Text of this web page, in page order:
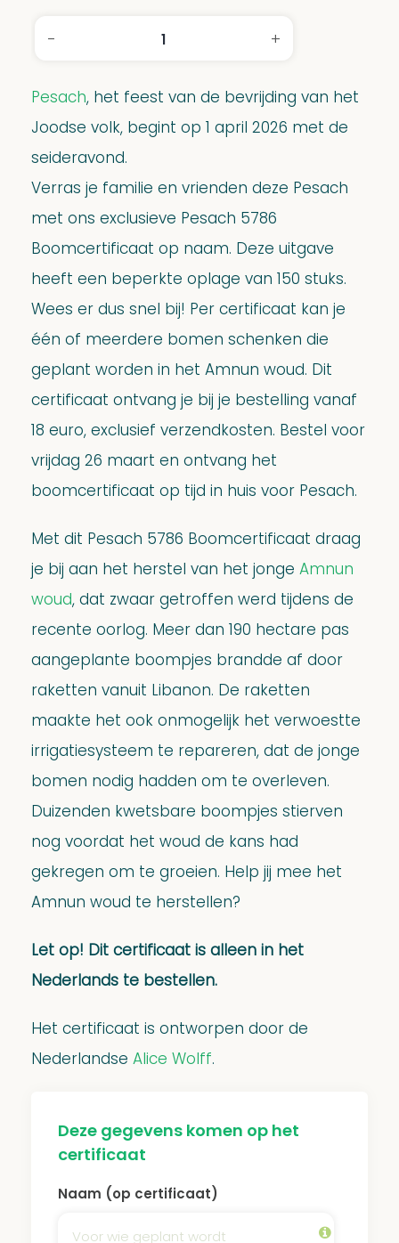
-
Boomcertificaat
aantal
+
Pesach, het feest van de bevrijding van het
Joodse volk, begint op 1 april 2026 met de
seideravond.
Verras je familie en vrienden deze Pesach
met ons exclusieve Pesach 5786
Boomcertificaat op naam. Deze uitgave
heeft een beperkte oplage van 150 stuks.
Wees er dus snel bij! Per certificaat kan je
één of meerdere bomen schenken die
geplant worden in het Amnun woud. Dit
certificaat ontvang je bij je bestelling vanaf
18 euro, exclusief verzendkosten. Bestel voor
vrijdag 26 maart en ontvang het
boomcertificaat op tijd in huis voor Pesach.
Met dit Pesach 5786 Boomcertificaat draag
je bij aan het herstel van het jonge Amnun
woud, dat zwaar getroffen werd tijdens de
recente oorlog. Meer dan 190 hectare pas
aangeplante boompjes brandde af door
raketten vanuit Libanon. De raketten
maakte het ook onmogelijk het verwoestte
irrigatiesysteem te repareren, dat de jonge
bomen nodig hadden om te overleven.
Duizenden kwetsbare boompjes stierven
nog voordat het woud de kans had
gekregen om te groeien. Help jij mee het
Amnun woud te herstellen?
Let op! Dit certificaat is alleen in het
Nederlands te bestellen.
Het certificaat is ontworpen door de
Nederlandse Alice Wolff.
Deze gegevens komen op het
certificaat
Naam (op certificaat)